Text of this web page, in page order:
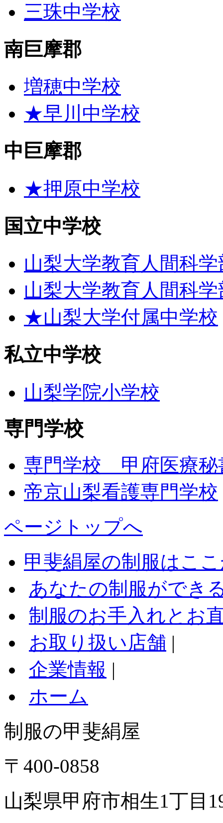
三珠中学校
南巨摩郡
増穂中学校
★早川中学校
中巨摩郡
★押原中学校
国立中学校
山梨大学教育人間科
山梨大学教育人間科
★山梨大学付属中学校
私立中学校
山梨学院小学校
専門学校
専門学校 甲府医療秘
帝京山梨看護専門学校
ページトップへ
甲斐絹屋の制服はこ
あなたの制服ができ
制服のお手入れとお
お取り扱い店舗 |
企業情報 |
ホーム
制服の甲斐絹屋
〒400-0858
山梨県甲府市相生1丁目